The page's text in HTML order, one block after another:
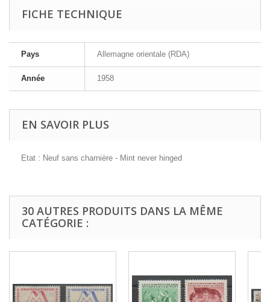
FICHE TECHNIQUE
Pays Allemagne orientale (RDA)
Année 1958
EN SAVOIR PLUS
Etat : Neuf sans charnière - Mint never hinged
30 AUTRES PRODUITS DANS LA MÊME
CATÉGORIE :